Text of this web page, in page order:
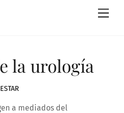
la urología
a mediados del